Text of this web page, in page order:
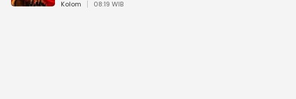
Kolom 08:19 WIB